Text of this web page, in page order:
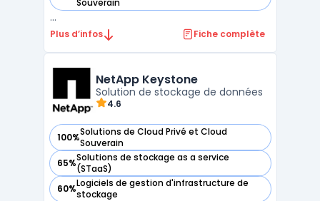
Souverain
...
Plus d’infos Fiche complète
NetApp Keystone
Solution de stockage de données
4.6
100%Solutions de Cloud Privé et Cloud
Souverain
— voir NetApp Keystone dans cette catégorie
65%Solutions de stockage as a service
(STaaS)
— voir NetApp Keystone dans cette catégorie
60%Logiciels de gestion d'infrastructure de
stockage
— voir NetApp Keystone dans cette catégorie